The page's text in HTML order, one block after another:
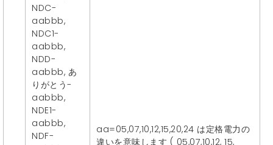
NDC-
aabbb,
NDC1-
aabbb,
NDD-
aabbb, あ
りがとう-
aabbb,
NDE1-
aabbb,
NDF-
aa=05,07,10,12,15,20,24 は定格電力の
違いを意味します ( 05,07,10,12, 15,